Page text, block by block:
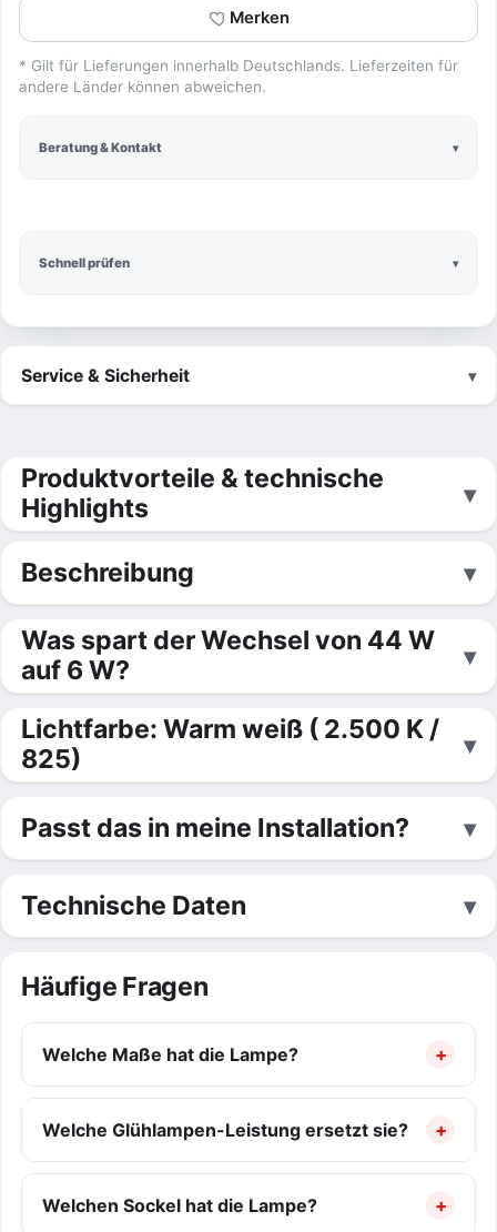
Schnell prüfen
Merken
* Gilt für Lieferungen innerhalb Deutschlands. Lieferzeiten für
andere Länder können abweichen.
Beratung & Kontakt
Service & Sicherheit
Produktvorteile & technische
Highlights
Beschreibung
Was spart der Wechsel von 44 W
auf 6 W?
Lichtfarbe: Warm weiß ( 2.500 K /
825)
Passt das in meine Installation?
Technische Daten
Häufige Fragen
Welche Maße hat die Lampe?
Welche Glühlampen-Leistung ersetzt sie?
Welchen Sockel hat die Lampe?